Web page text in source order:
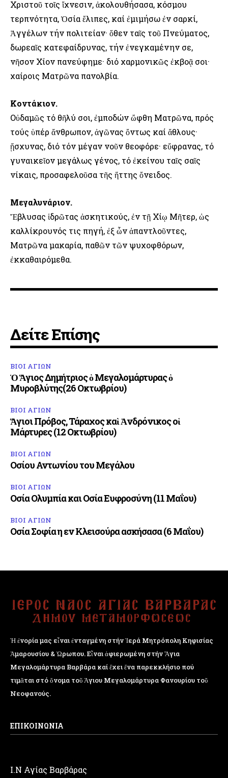
Χριστοῦ τοῖς ἴχνεσιν, ἀκολουθήσασα, κόσμου
τερπνότητα, Ὁσία ἔλιπες, καί ἐμιμήσω ἐν σαρκί,
Ἀγγέλων τήν πολιτείαν· ὅθεν ταῖς τοῦ Πνεύματος,
δωρεαῖς κατεφαίδρυνας, τήν ἐνεγκαμένην σε,
νῆσον Χίον πανεύφημε· διό χαρμονικῶς ἐκβοᾷ σοι·
χαίροις Ματρῶνα πανολβία.
Κοντάκιον.
Οὐδαμῶς τό θῆλύ σοι, ἐμποδών ὤφθη Ματρῶνα, πρός
τούς ὑπέρ ἄνθρωπον, ἀγῶνας ὄντως καί ἄθλους·
ᾔσχυνας, διό τόν μέγαν νοῦν θεοφόρε· εὔφρανας, τό
γυναικεῖον μεγάλως γένος, τό ἐκείνου ταῖς σαῖς
νίκαις, προσαφελοῦσα τῆς ἥττης ὄνειδος.
Μεγαλυνάριον.
Ἔβλυσας ἱδρῶτας ἀσκητικούς, ἐν τῇ Χίῳ Μῆτερ, ὡς
καλλίκρουνός τις πηγή, ἐξ ὧν ἀπαντλοῦντες,
Ματρῶνα μακαρία, παθῶν τῶν ψυχοφθόρων,
ἐκκαθαιρόμεθα.
Δείτε Επίσης
ΒΙΟΙ ΑΓΙΩΝ
Ὁ Ἅγιος Δημήτριος ὁ Μεγαλομάρτυρας ὁ
Μυροβλύτης(26 Οκτωβρίου)
ΒΙΟΙ ΑΓΙΩΝ
Ἅγιοι Πρόβος, Τάραχος καὶ Ἀνδρόνικος οἱ
Μάρτυρες (12 Οκτωβρίου)
ΒΙΟΙ ΑΓΙΩΝ
Οσίου Αντωνίου του Μεγάλου
ΒΙΟΙ ΑΓΙΩΝ
Οσία Ολυμπία και Οσία Ευφροσύνη (11 Μαΐου)
ΒΙΟΙ ΑΓΙΩΝ
Οσία Σοφία η εν Κλεισούρα ασκήσασα (6 Μαΐου)
Ἡ ἐνορία μας εἶναι ἐνταγμένη στήν Ἱερά Μητρόπολη Κηφισίας
Ἁμαρουσίου & Ὠρωπου. Εἶναι ἀφιερωμένη στήν Ἅγια
Μεγαλομάρτυρα Βαρβάρα καί ἔχει ἕνα παρεκκλήσιο πού
τιμᾶται στό ὄνομα τοῦ Ἁγιου Μεγαλομάρτυρα Φανουρίου τοῦ
Νεοφανούς.
ΕΠΙΚΟΙΝΩΝΙΑ
Ι.Ν Αγίας Βαρβάρας